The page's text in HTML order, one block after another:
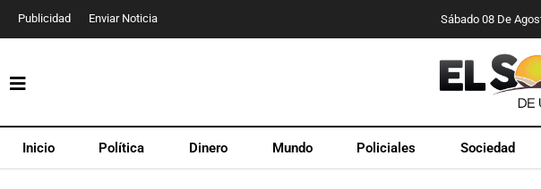
Publicidad Enviar Noticia Sábado 08 De
Inicio Política Dinero Mundo Policiales Sociedad